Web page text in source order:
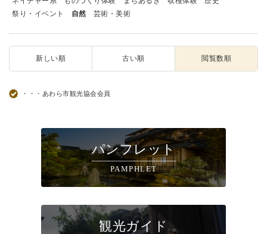
祭り・イベント
自然 芸術・美術
新しい順 古い順 閲覧数順
・・・あわら市観光協会会員
パンフレット
PAMPHLET
観光ガイド